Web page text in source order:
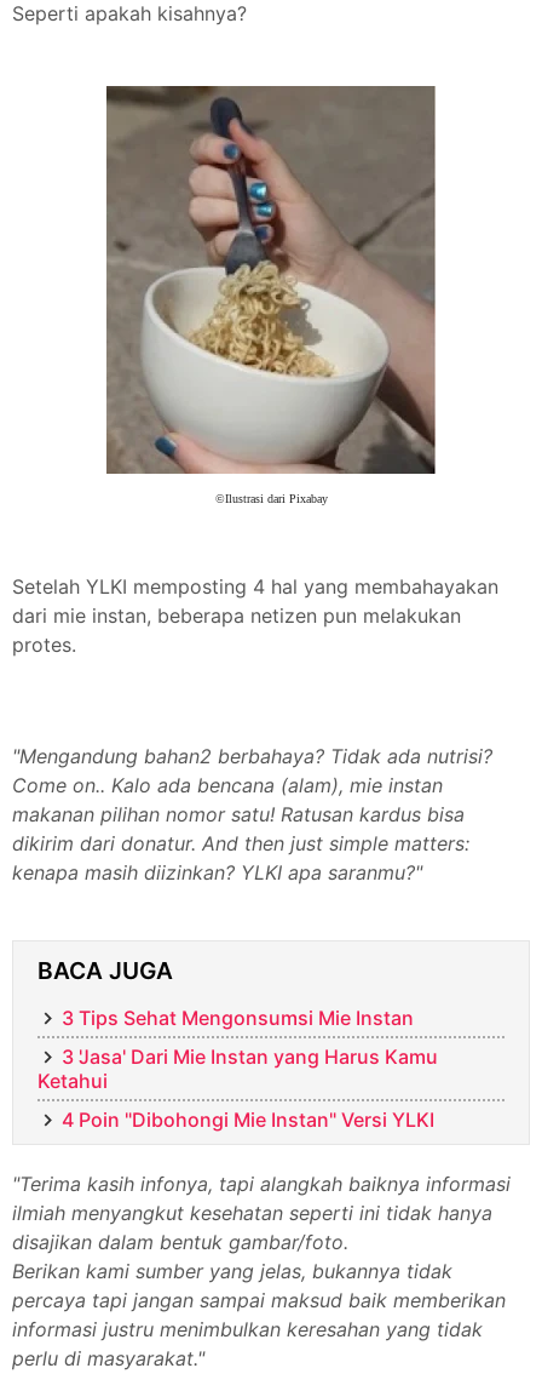
Seperti apakah kisahnya?
©Ilustrasi dari Pixabay
Setelah YLKI memposting 4 hal yang membahayakan
dari mie instan, beberapa netizen pun melakukan
protes.
"Mengandung bahan2 berbahaya? Tidak ada nutrisi?
Come on.. Kalo ada bencana (alam), mie instan
makanan pilihan nomor satu! Ratusan kardus bisa
dikirim dari donatur. And then just simple matters:
kenapa masih diizinkan? YLKI apa saranmu?"
BACA JUGA
3 Tips Sehat Mengonsumsi Mie Instan
3 'Jasa' Dari Mie Instan yang Harus Kamu
Ketahui
4 Poin "Dibohongi Mie Instan" Versi YLKI
"Terima kasih infonya, tapi alangkah baiknya informasi
ilmiah menyangkut kesehatan seperti ini tidak hanya
disajikan dalam bentuk gambar/foto.
Berikan kami sumber yang jelas, bukannya tidak
percaya tapi jangan sampai maksud baik memberikan
informasi justru menimbulkan keresahan yang tidak
perlu di masyarakat."